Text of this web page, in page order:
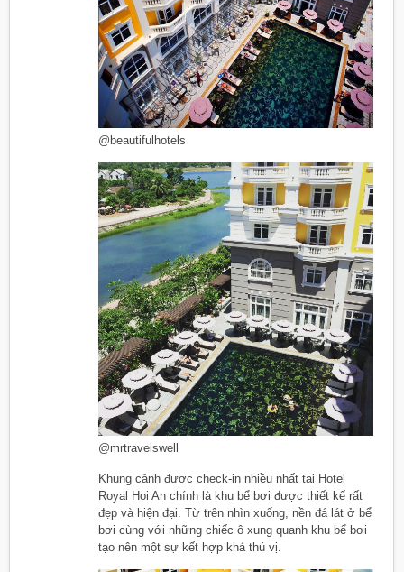
@beautifulhotels
@mrtravelswell
Khung cảnh được check-in nhiều nhất tại Hotel
Royal Hoi An chính là khu bể bơi được thiết kế rất
đẹp và hiện đại. Từ trên nhìn xuống, nền đá lát ở bể
bơi cùng với những chiếc ô xung quanh khu bể bơi
tạo nên một sự kết hợp khá thú vị.